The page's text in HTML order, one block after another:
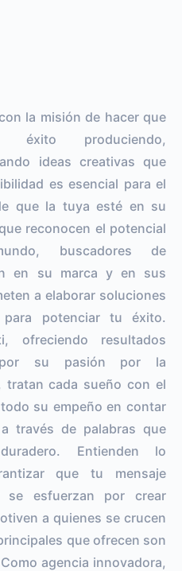
la misión de hacer que
produciendo,
ideas creativas que
es esencial para el
que la tuya esté en su
reconocen el potencial
buscadores de
en su marca y en sus
a elaborar soluciones
para potenciar tu éxito.
resultados
por su pasión por la
tratan cada sueño con el
su empeño en contar
través de palabras que
Entienden lo
que tu mensaje
esfuerzan por crear
a quienes se crucen
que ofrecen son
agencia innovadora,